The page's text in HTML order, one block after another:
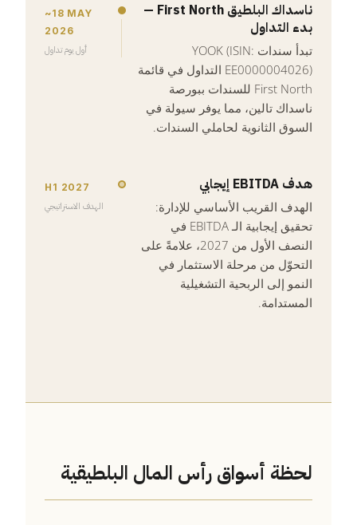
ناسداك البلطيق First North —
بدء التداول
تبدأ سندات YOOK (ISIN:
EE0000004026) التداول في قائمة
First North للسندات ببورصة
ناسداك تالين، مما يوفر سيولة في
السوق الثانوية لحاملي السندات.
~18 MAY
2026
أول يوم تداول
هدف EBITDA إيجابي
الهدف القريب الأساسي للإدارة:
تحقيق إيجابية الـ EBITDA في
النصف الأول من 2027، علامةً على
التحوّل من مرحلة الاستثمار في
النمو إلى الربحية التشغيلية
المستدامة.
H1 2027
الهدف الاستراتيجي
لحظة أسواق رأس المال البلطيقية